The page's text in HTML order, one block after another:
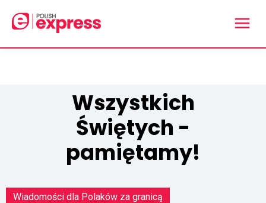
Wszystkich
Świętych -
pamiętamy!
Wiadomości dla Polaków za granicą